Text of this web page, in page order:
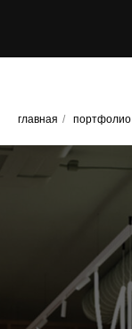
главная / портфолио